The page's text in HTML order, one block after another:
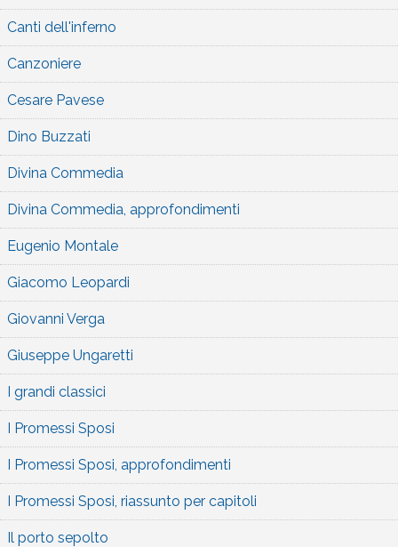
Canti dell'inferno
Canzoniere
Cesare Pavese
Dino Buzzati
Divina Commedia
Divina Commedia, approfondimenti
Eugenio Montale
Giacomo Leopardi
Giovanni Verga
Giuseppe Ungaretti
I grandi classici
I Promessi Sposi
I Promessi Sposi, approfondimenti
I Promessi Sposi, riassunto per capitoli
Il porto sepolto